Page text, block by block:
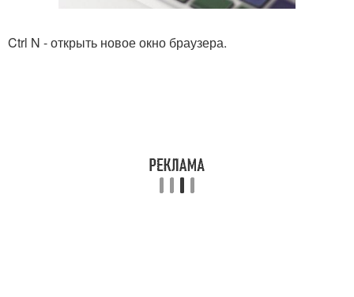
Ctrl N - открыть новое окно браузера.